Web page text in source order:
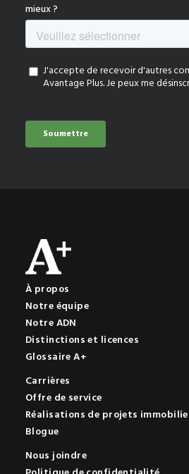
À propos
Notre équipe
Notre ADN
Distinctions et licences
Glossaire A+
Carrières
Offre de service
Réalisations de projets
Blogue
Nous joindre